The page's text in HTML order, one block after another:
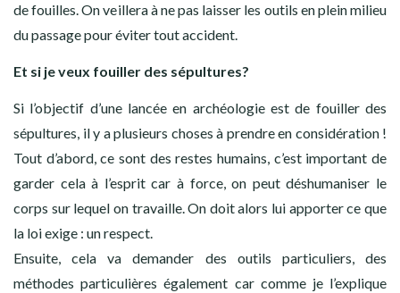
de fouilles. On veillera à ne pas laisser les outils en plein milieu
du passage pour éviter tout accident.
Et si je veux fouiller des sépultures?
Si l’objectif d’une lancée en archéologie est de fouiller des
sépultures, il y a plusieurs choses à prendre en considération !
Tout d’abord, ce sont des restes humains, c’est important de
garder cela à l’esprit car à force, on peut déshumaniser le
corps sur lequel on travaille. On doit alors lui apporter ce que
la loi exige : un respect.
Ensuite, cela va demander des outils particuliers, des
méthodes particulières également car comme je l’explique